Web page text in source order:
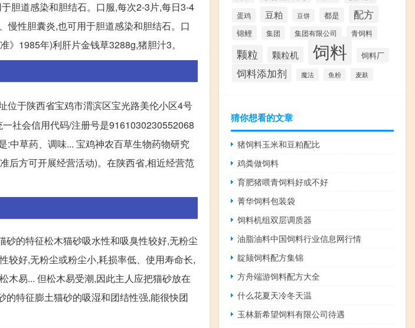
胆道感染和胆结石。口服,每次2-3片,每日3-4
慢性胆囊炎,也可用于胆道感染和胆结石。口
1985年)利肝片金钱草3288g,猪胆汁3。
位于陕西省宝鸡市渭滨区宝光路美伦小区4号
社会信用代码/注册号是9161030230552068
:中草药、调味... 宝鸡神农百草生物药物研究
后方可开展经营活动)。在陕西省,相近经营范
的特征松木猫砂吸水性和吸臭性较好,无粉尘
较好,无粉尘或粉尘小,耗损率低、使用寿命长,
木易... 但松木易受潮,因此主人应把猫砂放在
特征膨土猫砂的吸湿和团结性强,能很快团
蛋鸡 豆粕 豆饼 都是 配方
锦鲤 集团 集团有限公司 青饲料
颗粒 颗粒机 饲料 饲料厂
饲料添加剂 魔法 鱼粉 麦麸
猜你想看的文章
猪饲料玉米和豆粕配比
鸡粪做饲料
育肥猪喂青饲料好或不好
菁华饲料包装袋
饲料机组双层调质器
油脂油料中国饲料行业信息网行情
靛颏饲料配方集锦
方舟端游饲料配方大全
什么花夏天冷冬天温
玉林新希望饲料有限公司待遇